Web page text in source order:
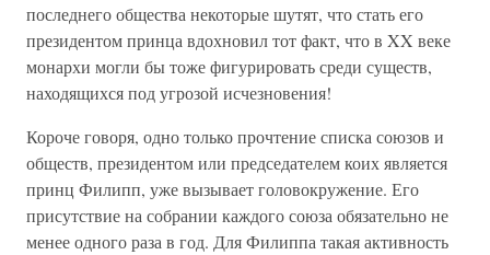
последнего общества некоторые шутят, что стать его
президентом принца вдохновил тот факт, что в XX веке
монархи могли бы тоже фигурировать среди существ,
находящихся под угрозой исчезновения!
Короче говоря, одно только прочтение списка союзов и
обществ, президентом или председателем коих является
принц Филипп, уже вызывает головокружение. Его
присутствие на собрании каждого союза обязательно не
менее одного раза в год. Для Филиппа такая активность